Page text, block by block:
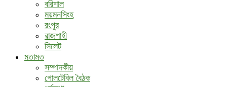
বরিশাল
ময়মনসিংহ
রংপুর
রাজশাহী
সিলেট
মতামত
সম্পাদকীয়
গোলটেবিল বৈঠক